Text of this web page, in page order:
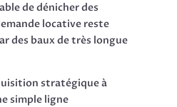
de dénicher des
locative reste
des baux de très longue
stratégique à
simple ligne